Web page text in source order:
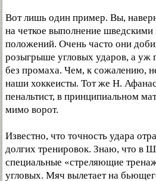
Вот лишь один пример. Вы,
на четкое выполнение
положений. Очень часто они
розыгрыше угловых ударов, а уж
без промаха. Чем, к сожалению,
наши хоккеисты. Тот же Н.
пенальтист, в принципиальном
мимо ворот.
Известно, что точность удара
долгих тренировок. Знаю, что в
специальные «стреляющие
угловых. Мяч вылетает на